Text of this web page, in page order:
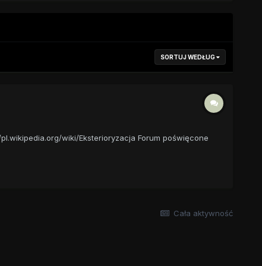
SORTUJ WEDŁUG
wiki/Eksterioryzacja Forum poświęcone
Cała aktywność